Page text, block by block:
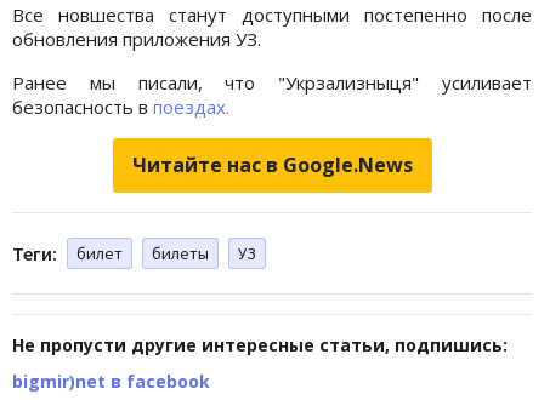
Все новшества станут доступными постепенно после
обновления приложения УЗ.
Ранее мы писали, что "Укрзализныця" усиливает
безопасность в поездах.
Читайте нас в Google.News
Теги: билет билеты УЗ
Не пропусти другие интересные статьи, подпишись:
bigmir)net в facebook